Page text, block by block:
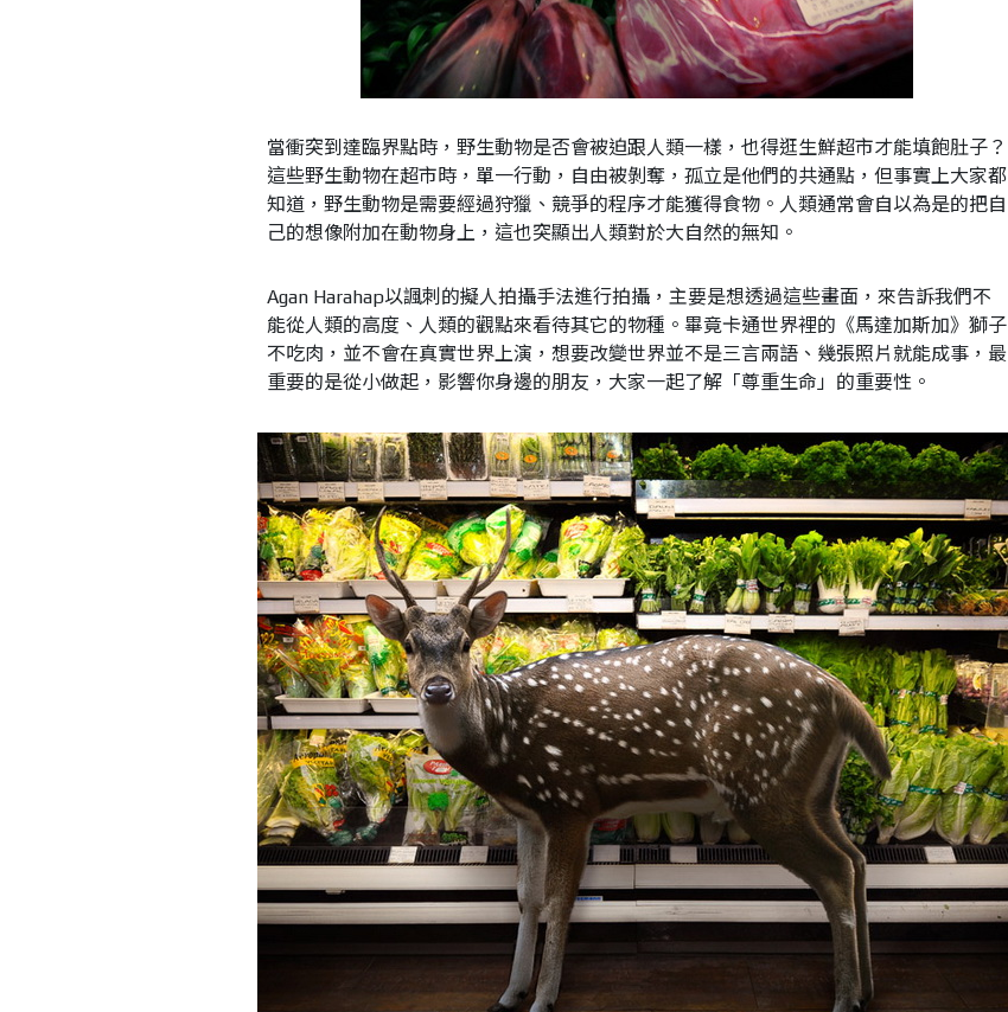
當衝突到達臨界點時，野生動物是否會被迫跟人類一樣，也得逛生鮮超市才能填飽肚子？
這些野生動物在超市時，單一行動，自由被剝奪，孤立是他們的共通點，但事實上大家都
知道，野生動物是需要經過狩獵、競爭的程序才能獲得食物。人類通常會自以為是的把自
己的想像附加在動物身上，這也突顯出人類對於大自然的無知。
Agan Harahap以諷刺的擬人拍攝手法進行拍攝，主要是想透過這些畫面，來告訴我們不
能從人類的高度、人類的觀點來看待其它的物種。畢竟卡通世界裡的《馬達加斯加》獅子
不吃肉，並不會在真實世界上演，想要改變世界並不是三言兩語、幾張照片就能成事，最
重要的是從小做起，影響你身邊的朋友，大家一起了解「尊重生命」的重要性。